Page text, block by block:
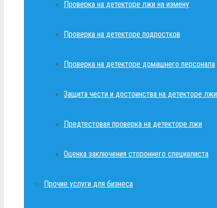
Проверка на детекторе лжи на измену
Проверка на детекторе подростков
Проверка на детекторе домашнего персонала
Защита чести и достоинства на детекторе лжи
Предтестовая проверка на детекторе лжи
Оценка заключения стороннего специалиста
Прочие услуги для бизнеса